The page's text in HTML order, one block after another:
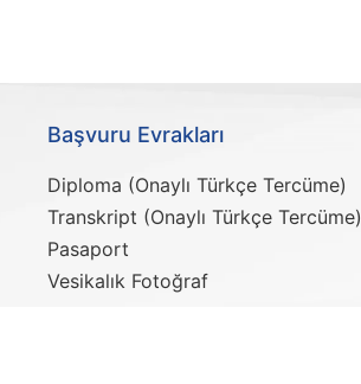
Başvuru Evrakları
Diploma (Onaylı Türkçe Tercüme)
Transkript (Onaylı Türkçe Tercüme)
Pasaport
Vesikalık Fotoğraf